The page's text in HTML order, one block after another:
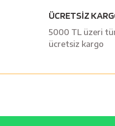
ÜCRETSİZ
5000 TL üzeri
ücretsiz kargo